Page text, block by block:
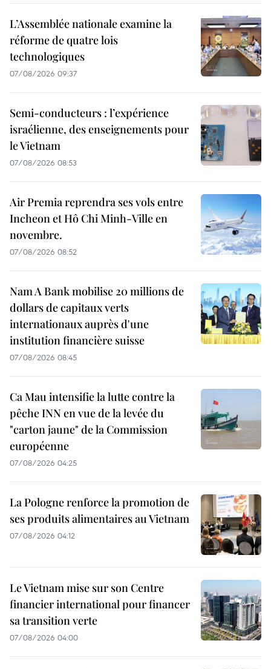
L’Assemblée nationale examine la
réforme de quatre lois
technologiques
07/08/2026 09:37
Semi-conducteurs : l’expérience
israélienne, des enseignements pour
le Vietnam
07/08/2026 08:53
Air Premia reprendra ses vols entre
Incheon et Hô Chi Minh-Ville en
novembre.
07/08/2026 08:52
Nam A Bank mobilise 20 millions de
dollars de capitaux verts
internationaux auprès d'une
institution financière suisse
07/08/2026 08:45
Ca Mau intensifie la lutte contre la
pêche INN en vue de la levée du
"carton jaune" de la Commission
européenne
07/08/2026 04:25
La Pologne renforce la promotion de
ses produits alimentaires au Vietnam
07/08/2026 04:12
Le Vietnam mise sur son Centre
financier international pour financer
sa transition verte
07/08/2026 04:00